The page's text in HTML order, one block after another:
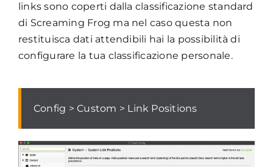
links sono coperti dalla classificazione standard
di Screaming Frog ma nel caso questa non
restituisca dati attendibili hai la possibilità di
configurare la tua classificazione personale.
Config > Custom > Link Positions